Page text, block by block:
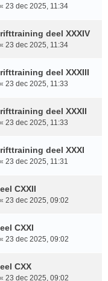
« 23 dec 2025, 11:34
deel XXXIV
« 23 dec 2025, 11:34
deel XXXIII
« 23 dec 2025, 11:33
deel XXXII
« 23 dec 2025, 11:33
deel XXXI
« 23 dec 2025, 11:31
CXXII
« 23 dec 2025, 09:02
CXXI
« 23 dec 2025, 09:02
CXX
« 23 dec 2025, 09:02